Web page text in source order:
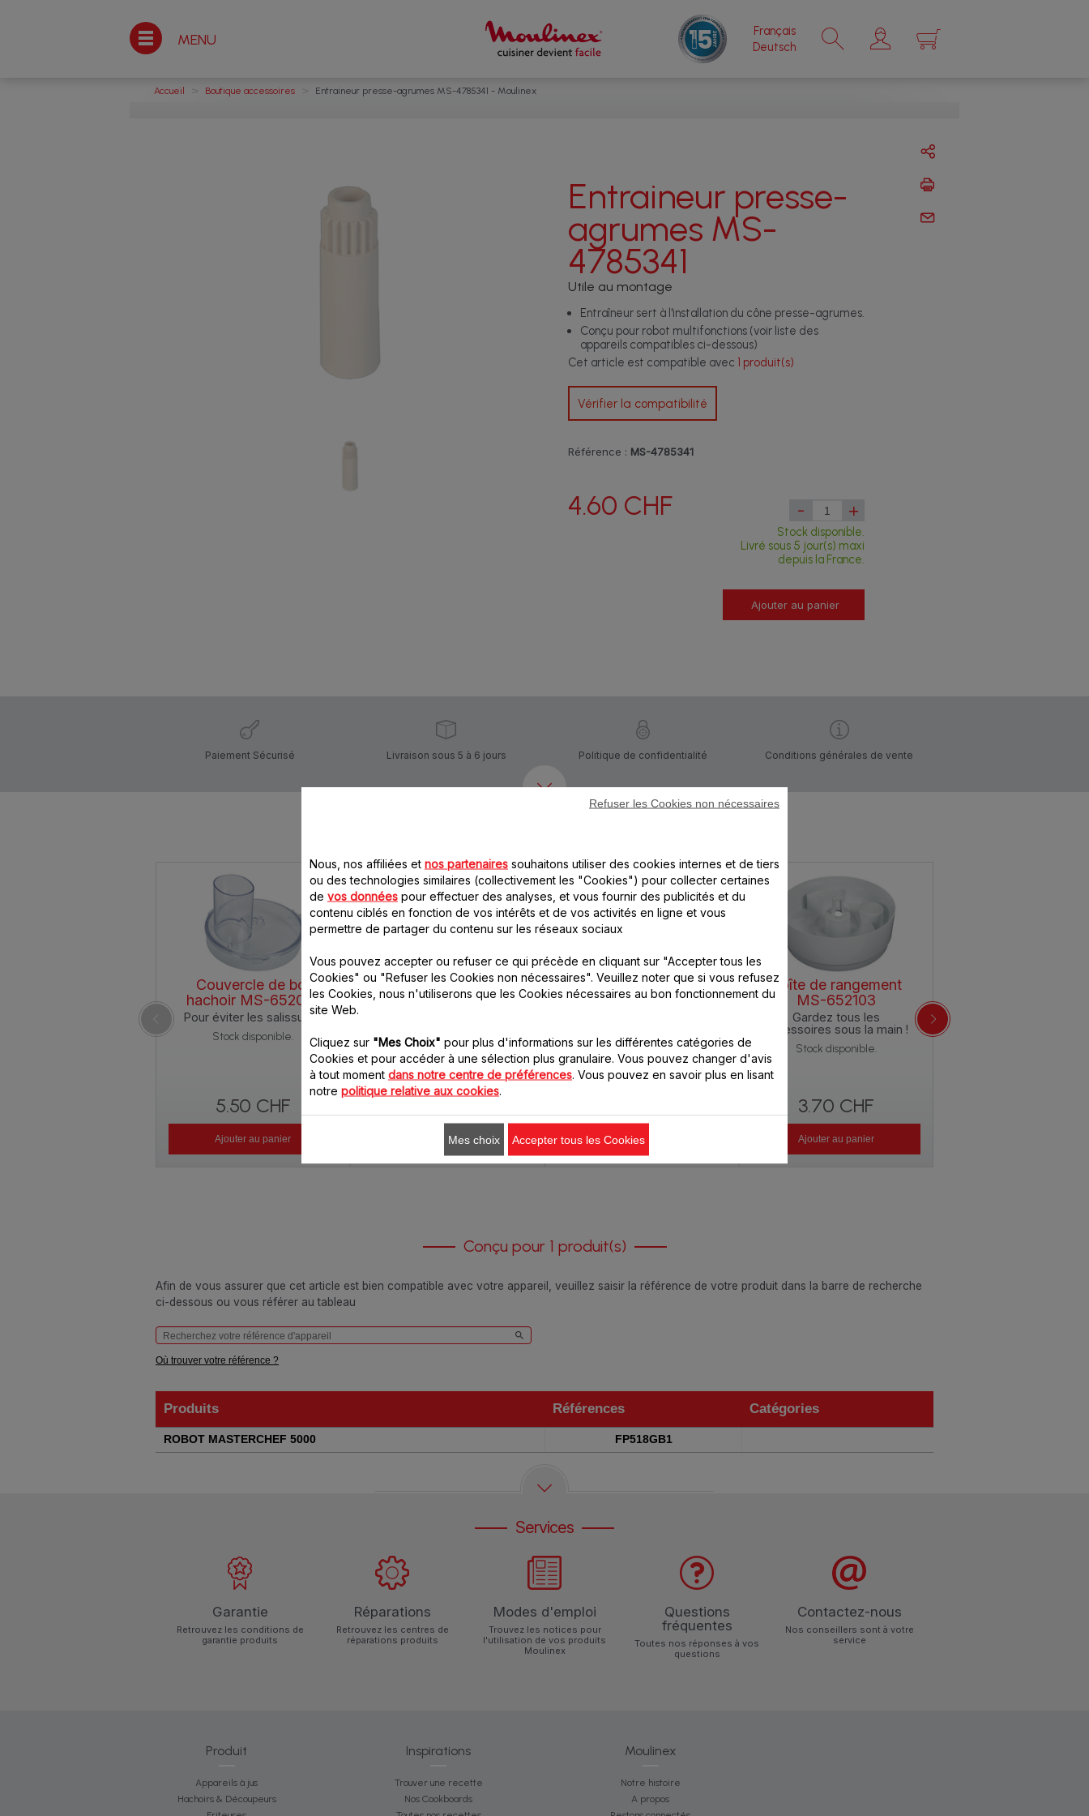
MENU
Français
Deutsch
×
Accueil > Boutique accessoires Entraineur presse-agrumes MS-4785341 - Moulinex
Entraineur presse-
agrumes MS-
4785341
Utile au montage
Entraîneur sert à l'installation du cône presse-agrumes.
Conçu pour robot multifonctions (voir liste des
appareils compatibles ci-dessous)
Cet article est compatible avec 1 produit(s)
Vérifier la compatibilité
Référence : MS-4785341
4.60 CHF - +
Stock disponible.
Livré sous 5 jour(s) maxi
depuis la France.
Ajouter au panier
Paiement Sécurisé Livraison sous 5 à 6 jours Politique de confidentialité Conditions générales de vente
Couvercle de bol
hachoir MS-652091
Pour éviter les salissures
Stock disponible.
5.50 CHF
Ajouter au panier
Bol hachoir MS-
652092
Stock disponible.
Ajouter au panier
Couteau hachoir MS-
652100
Stock disponible.
Ajouter au panier
Boîte de rangement
MS-652103
Gardez tous les
accessoires sous la main !
Stock disponible.
3.70 CHF
Ajouter au panier
Conçu pour 1 produit(s)
Afin de vous assurer que cet article est bien compatible avec votre appareil, veuillez saisir la référence de votre produit dans la barre de recherche
ci-dessous ou vous référer au tableau
Où trouver votre référence ?
Produits Références
Catégories
Produits
Références
ROBOT MASTERCHEF 5000 FP518GB1
Services
Garantie
Retrouvez les conditions de
garantie produits
Réparations
Retrouvez les centres de
réparations produits
Modes d'emploi
Trouvez les notices pour
l'utilisation de vos produits
Moulinex
Questions
fréquentes
Toutes nos réponses à vos
questions
Contactez-nous
Nos conseillers sont à votre
service
Produit
Appareils à jus
Hachoirs & Découpeurs
Inspirations
Trouver une recette
Nos Cookboards
Moulinex
Notre histoire
A propos
Nous, nos affiliées et nos partenaires souhaitons utiliser des cookies internes et de tiers
ou des technologies similaires (collectivement les "Cookies") pour collecter certaines
de vos données pour effectuer des analyses, et vous fournir des publicités et du
contenu ciblés en fonction de vos intérêts et de vos activités en ligne et vous
permettre de partager du contenu sur les réseaux sociaux
Vous pouvez accepter ou refuser ce qui précède en cliquant sur "Accepter tous les
Cookies" ou "Refuser les Cookies non nécessaires". Veuillez noter que si vous refusez
les Cookies, nous n'utiliserons que les Cookies nécessaires au bon fonctionnement du
site Web.
Cliquez sur "Mes Choix" pour plus d'informations sur les différentes catégories de
Cookies et pour accéder à une sélection plus granulaire. Vous pouvez changer d'avis
à tout moment dans notre centre de préférences . Vous pouvez en savoir plus en lisant
notre politique relative aux cookies
Refuser les Cookies non nécessaires
Mes choix Accepter tous les Cookies